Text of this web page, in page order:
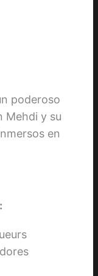
poderoso
Mehdi y su
en